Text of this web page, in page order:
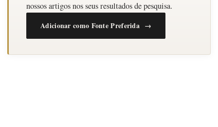
nossos artigos nos seus resultados de pesquisa.
Adicionar como Fonte Preferida →